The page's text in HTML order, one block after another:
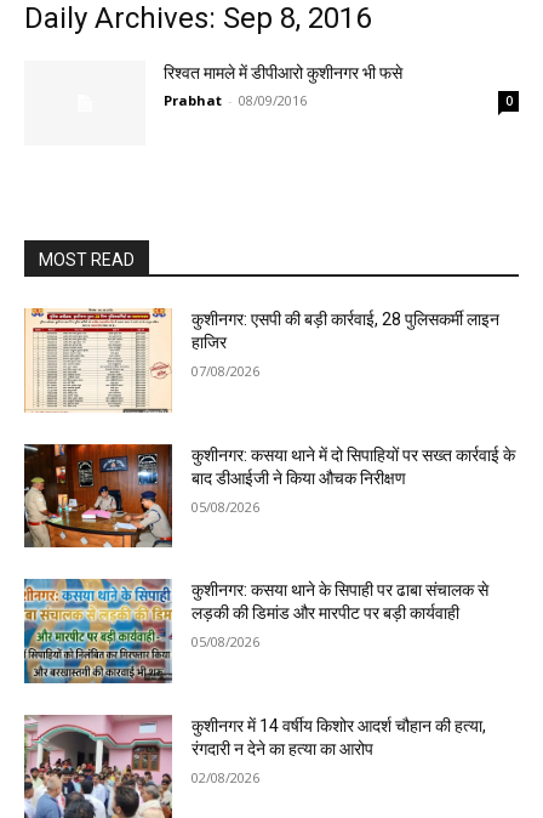
Daily Archives: Sep 8, 2016
रिश्वत मामले में डीपीआरो कुशीनगर भी फसे
Prabhat - 08/09/2016 0
MOST READ
कुशीनगर: एसपी की बड़ी कार्रवाई, 28 पुलिसकर्मी लाइन
हाजिर
07/08/2026
कुशीनगर: कसया थाने में दो सिपाहियों पर सख्त कार्रवाई के
बाद डीआईजी ने किया औचक निरीक्षण
05/08/2026
कुशीनगर: कसया थाने के सिपाही पर ढाबा संचालक से
लड़की की डिमांड और मारपीट पर बड़ी कार्यवाही
05/08/2026
कुशीनगर में 14 वर्षीय किशोर आदर्श चौहान की हत्या,
रंगदारी न देने का हत्या का आरोप
02/08/2026